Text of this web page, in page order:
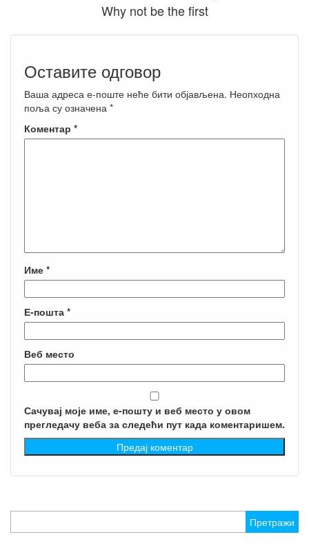
Why not be the first
Оставите одговор
Ваша адреса е-поште неће бити објављена. Неопходна
поља су означена *
Коментар *
Име *
Е-пошта *
Веб место
Сачувај моје име, е-пошту и веб место у овом
прегледачу веба за следећи пут када коментаришем.
за: